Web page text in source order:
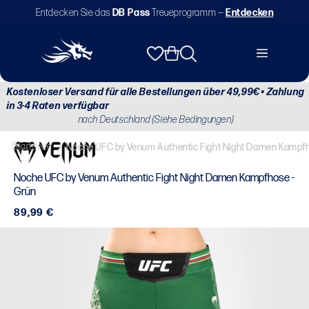
zumEntdecken Sie das DB PassTreueprogramm — Entdecken
Warenkorb
Kostenloser Versand für alle Bestellungen über 49,99€ • Zahlung
in 3-4 Raten verfügbar
nach Deutschland (Siehe Bedingungen)
Startseite / Noche UFC by Venum Authentic Fight Night Damen
Noche UFC by Venum Authentic Fight Night Damen Kampfhose -
Grün
Normaler
89,99 €